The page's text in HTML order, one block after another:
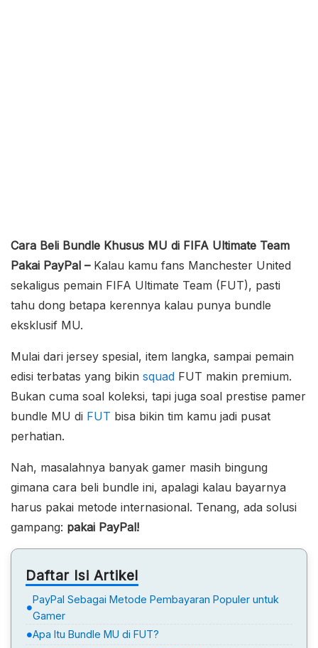
Cara Beli Bundle Khusus MU di FIFA Ultimate Team
Pakai PayPal – Kalau kamu fans Manchester United
sekaligus pemain FIFA Ultimate Team (FUT), pasti
tahu dong betapa kerennya kalau punya bundle
eksklusif MU.
Mulai dari jersey spesial, item langka, sampai pemain
edisi terbatas yang bikin squad FUT makin premium.
Bukan cuma soal koleksi, tapi juga soal prestise pamer
bundle MU di FUT bisa bikin tim kamu jadi pusat
perhatian.
Nah, masalahnya banyak gamer masih bingung
gimana cara beli bundle ini, apalagi kalau bayarnya
harus pakai metode internasional. Tenang, ada solusi
gampang: pakai PayPal!
Daftar Isi Artikel
PayPal Sebagai Metode Pembayaran Populer untuk
Gamer
Apa Itu Bundle MU di FUT?